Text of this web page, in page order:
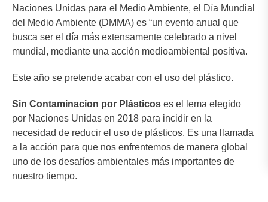
Naciones Unidas para el Medio Ambiente, el Día Mundial
del Medio Ambiente (DMMA) es “un evento anual que
busca ser el día más extensamente celebrado a nivel
mundial, mediante una acción medioambiental positiva.
Este año se pretende acabar con el uso del plástico.
Sin Contaminacion por Plásticos es el lema elegido
por Naciones Unidas en 2018 para incidir en la
necesidad de reducir el uso de plásticos. Es una llamada
a la acción para que nos enfrentemos de manera global
uno de los desafíos ambientales más importantes de
nuestro tiempo.